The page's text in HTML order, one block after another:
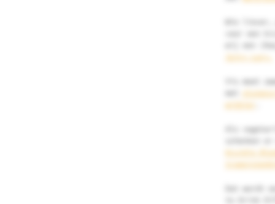
Wie
voor een
Juicy Lucy.
Vis moet
witbier
Als
Kruidig
Dat wordt